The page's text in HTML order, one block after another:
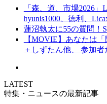
「森、道、市場2026
hyunis1000、徳利、
蓮沼執太に55の質問！
【MOVIE】あなたは
＋しずたん他、 参加
LATEST
特集・ニュースの最新記事